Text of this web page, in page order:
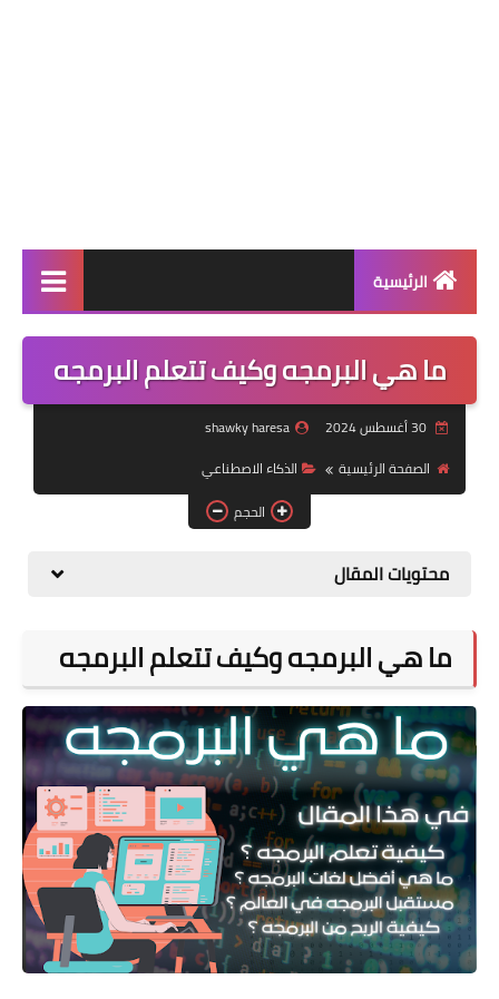
الرئيسية
احدث انواع الهواتف
احدث التطبيقات
مواجهات كرة القدم
الدوري السعودي
أخبار مصــــر
ما هي البرمجه وكيف تتعلم البرمجه
30 أغسطس 2024
shawky haresa
الصفحة الرئيسية
الذكاء الاصطناعي
الحجم
محتويات المقال
ما هي البرمجه وكيف تتعلم البرمجه